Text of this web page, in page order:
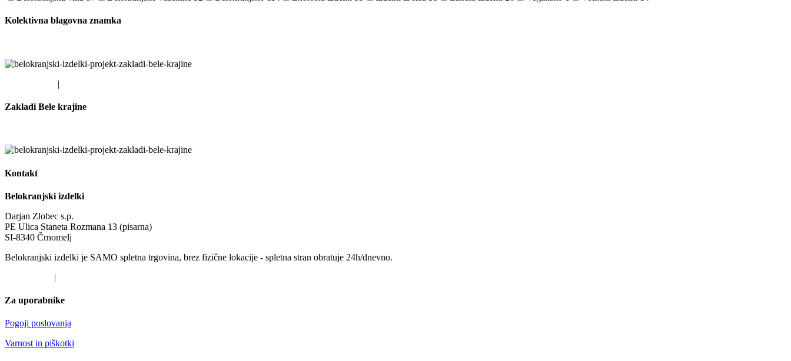
Kolektivna blagovna znamka
|
Zakladi Bele krajine
Kontakt
Belokranjski izdelki
Darjan Zlobec s.p.
PE Ulica Staneta Rozmana 13 (pisarna)
SI-8340 Črnomelj
Belokranjski izdelki je SAMO spletna trgovina, brez fizične lokacije - spletna stran obratuje 24h/dnevno.
|
Za uporabnike
Pogoji poslovanja
Varnost in piškotki